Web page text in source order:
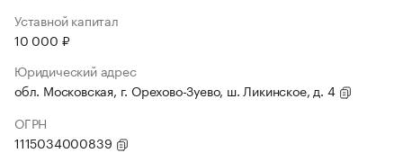
Уставной капитал
10 000 ₽
Юридический адрес
обл. Московская, г. Орехово-Зуево, ш. Ликинское, д. 4
ОГРН
1115034000839